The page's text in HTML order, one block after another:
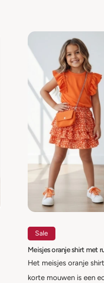
Sale
Het meisjes oranje
korte mouwen is een